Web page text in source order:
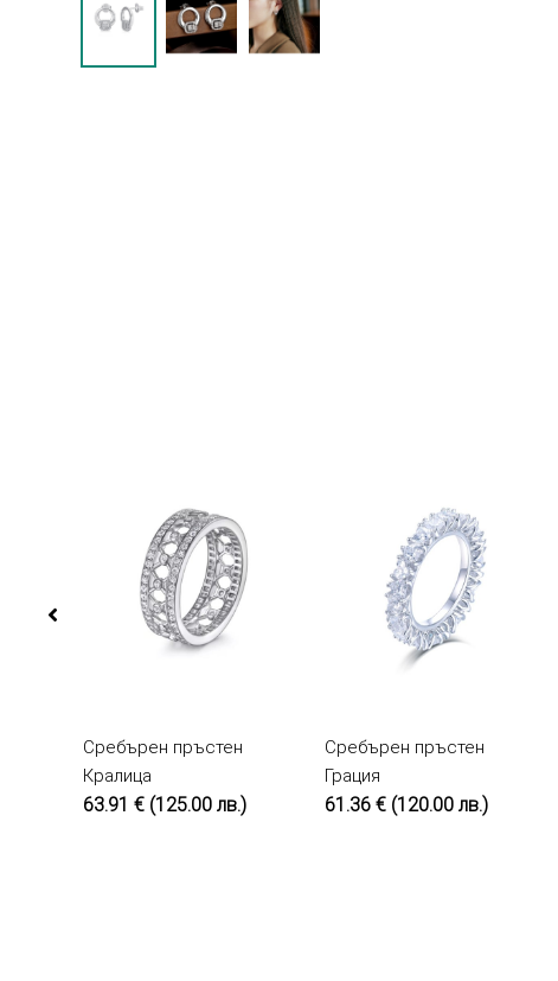
КУПИ
Сребърен пръстен
Кралица
63.91 € (125.00 лв.)
КУПИ
Сребърен пръстен
Грация
61.36 € (120.00 лв.)